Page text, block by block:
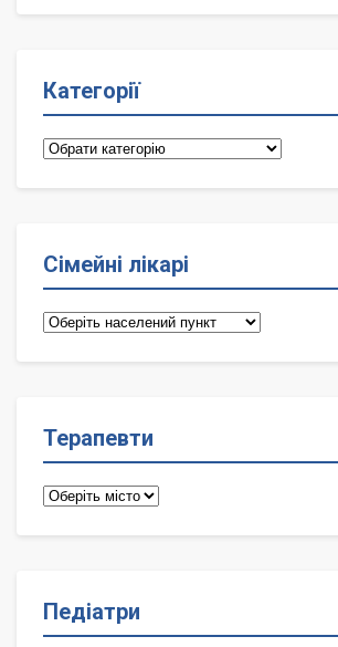
Категорії
Категорії
Сімейні лікарі
Сімейні
Терапевти
Терапевти
Педіатри